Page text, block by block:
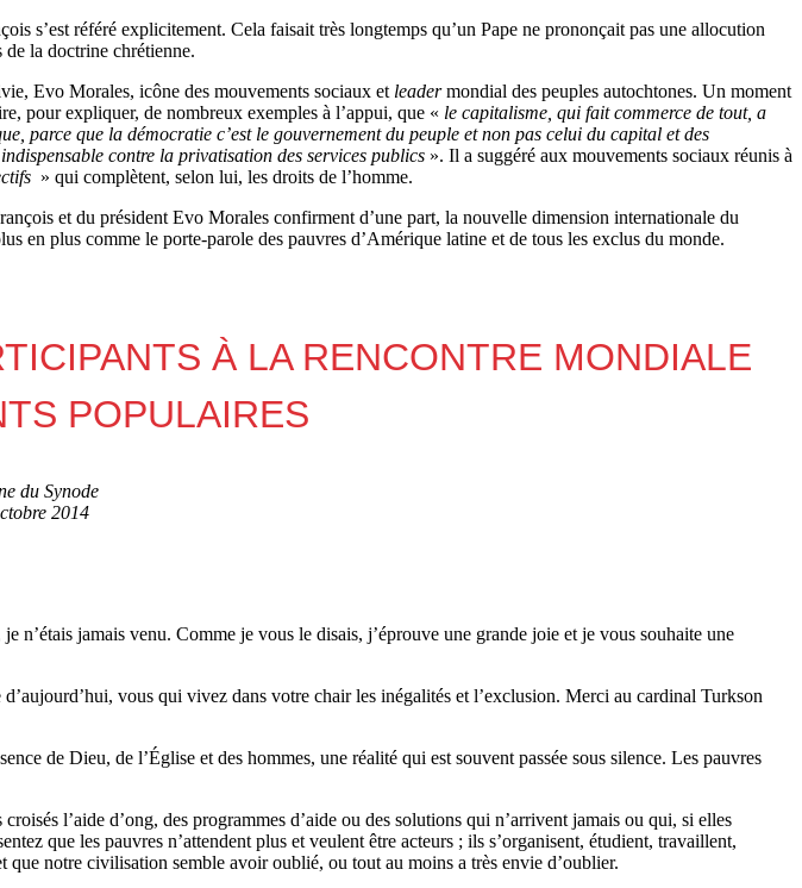
s’est référé explicitement. Cela faisait très longtemps qu’un Pape ne prononçait pas une allocution
de la doctrine chrétienne.
Evo Morales, icône des mouvements sociaux et leadermondial des peuples autochtones. Un moment
pour expliquer, de nombreux exemples à l’appui, que « le capitalisme, qui fait commerce de tout, a
parce que la démocratie c’est le gouvernement du peuple et non pas celui du capital et des
contre la privatisation des services publics ». Il a suggéré aux mouvements sociaux réunis à
» qui complètent, selon lui, les droits de l’homme.
et du président Evo Morales confirment d’une part, la nouvelle dimension internationale du
en plus comme le porte-parole des pauvres d’Amérique latine et de tous les exclus du monde.
À LA RENCONTRE MONDIALE
POPULAIRES
du Synode
2014
n’étais jamais venu. Comme je vous le disais, j’éprouve une grande joie et je vous souhaite une
vous qui vivez dans votre chair les inégalités et l’exclusion. Merci au cardinal Turkson
de Dieu, de l’Église et des hommes, une réalité qui est souvent passée sous silence. Les pauvres
l’aide d’ong, des programmes d’aide ou des solutions qui n’arrivent jamais ou qui, si elles
que les pauvres n’attendent plus et veulent être acteurs ; ils s’organisent, étudient, travaillent,
notre civilisation semble avoir oublié, ou tout au moins a très envie d’oublier.